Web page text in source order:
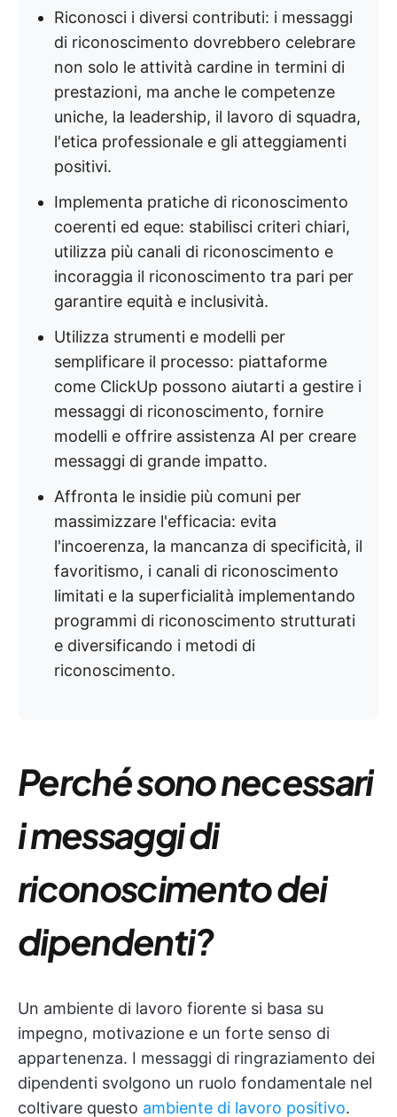
Riconosci i diversi contributi: i messaggi
di riconoscimento dovrebbero celebrare
non solo le attività cardine in termini di
prestazioni, ma anche le competenze
uniche, la leadership, il lavoro di squadra,
l'etica professionale e gli atteggiamenti
positivi.
Implementa pratiche di riconoscimento
coerenti ed eque: stabilisci criteri chiari,
utilizza più canali di riconoscimento e
incoraggia il riconoscimento tra pari per
garantire equità e inclusività.
Utilizza strumenti e modelli per
semplificare il processo: piattaforme
come ClickUp possono aiutarti a gestire i
messaggi di riconoscimento, fornire
modelli e offrire assistenza AI per creare
messaggi di grande impatto.
Affronta le insidie più comuni per
massimizzare l'efficacia: evita
l'incoerenza, la mancanza di specificità, il
favoritismo, i canali di riconoscimento
limitati e la superficialità implementando
programmi di riconoscimento strutturati
e diversificando i metodi di
riconoscimento.
Perché sono necessari
i messaggi di
riconoscimento dei
dipendenti?
Un ambiente di lavoro fiorente si basa su
impegno, motivazione e un forte senso di
appartenenza. I messaggi di ringraziamento dei
dipendenti svolgono un ruolo fondamentale nel
coltivare questo ambiente di lavoro positivo.